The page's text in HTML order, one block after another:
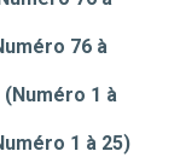
76 à
1 à
1 à 25)